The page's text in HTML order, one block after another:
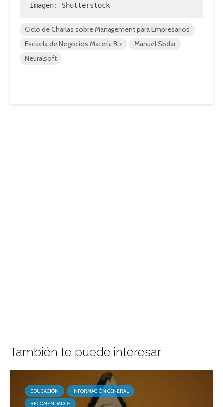
Imagen: Shutterstock
Ciclo de Charlas sobre Management para Empresarios
Escuela de Negocios Materia Biz
Manuel Sbdar
Neuralsoft
También te puede interesar
EDUCACIÓN
INFORMACIÓN GENERAL
RECOMENDADOS